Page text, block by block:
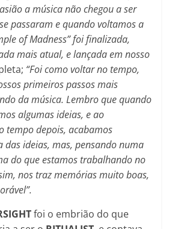
a música não chegou a ser
passaram e quando voltamos a
of Madness” foi finalizada,
mais atual, e lançada em nosso
“Foi como voltar no tempo,
primeiros passos mais
da música. Lembro que quando
algumas ideias, e ao
tempo depois, acabamos
ideias, mas, pensando numa
do que estamos trabalhando no
nos traz memórias muito boas,
foi o embrião do que